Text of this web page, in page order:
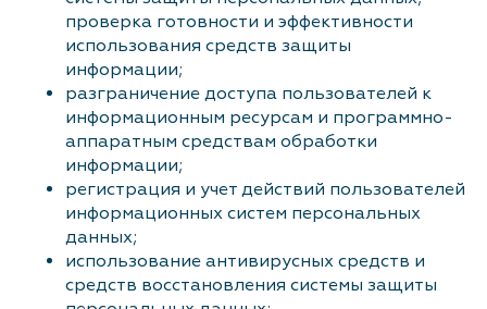
проверка готовности и эффективности
использования средств защиты
информации;
разграничение доступа пользователей к
информационным ресурсам и программно-
аппаратным средствам обработки
информации;
регистрация и учет действий пользователей
информационных систем персональных
данных;
использование антивирусных средств и
средств восстановления системы защиты